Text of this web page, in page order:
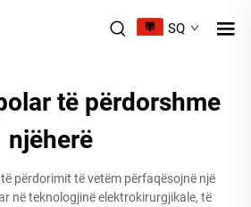
SQ
të përdorshme
njëherë
përdorimit të vetëm përfaqësojnë një
në teknologjinë elektrokirurgjikale, të